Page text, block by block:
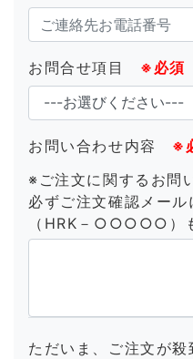
お問合せ項目 ※必須
お問い合わせ内容 ※
※ご注文に関するお問
必ずご注文確認メー
（HRK－○○○○○）も
ただいま、ご注文が殺